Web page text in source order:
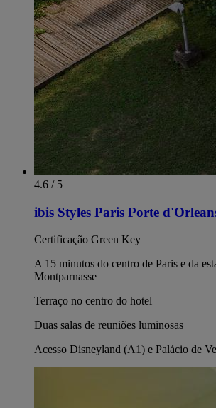
4.6 / 5
ibis Styles Paris Porte
Certificação Green Key
A 15 minutos do centro de Paris e da
Montparnasse
Terraço no centro do hotel
Duas salas de reuniões luminosas
Acesso Disneyland (A1) e Palácio de